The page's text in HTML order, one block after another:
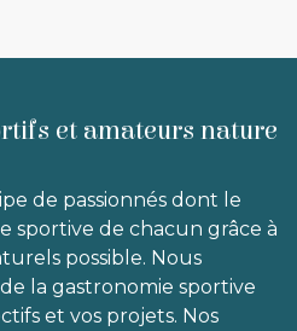
et amateurs nature
de passionnés dont le
sportive de chacun grâce à
possible. Nous
la gastronomie sportive
et vos projets. Nos